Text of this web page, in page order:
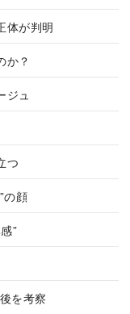
体が判明
か？
ジュ
つ
の顔
”
を考察